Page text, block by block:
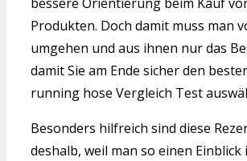
Produkten. Doch damit muss man
umgehen und aus ihnen nur das
damit Sie am Ende sicher den
running hose Vergleich Test
Besonders hilfreich sind diese
deshalb, weil man so einen Einblick